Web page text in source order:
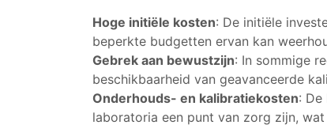
Hoge initiële kosten: De initiële
beperkte budgetten ervan kan
Gebrek aan bewustzijn: In sommige
beschikbaarheid van geavanceerde
Onderhouds- en kalibratiekosten:
laboratoria een punt van zorg zijn,